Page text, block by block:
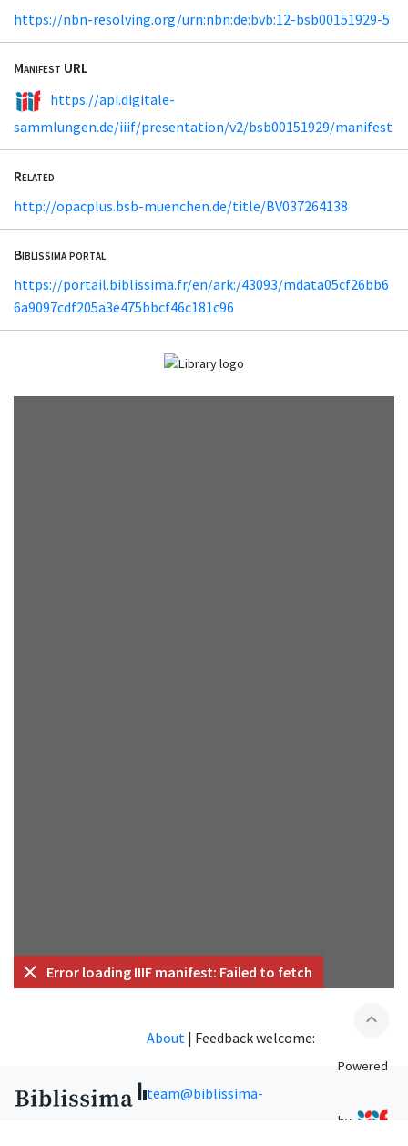
https://nbn-resolving.org/urn:nbn:de:bvb:12-bsb00151929-5
Manifest URL
https://api.digitale-
sammlungen.de/iiif/presentation/v2/bsb00151929/manifest
Related
http://opacplus.bsb-muenchen.de/title/BV037264138
Biblissima portal
https://portail.biblissima.fr/en/ark:/43093/mdata05cf26bb6
6a9097cdf205a3e475bbcf46c181c96
Error loading IIIF manifest: Failed to fetch
expand_less
About | Feedback welcome:
team@biblissima-
Powered
by